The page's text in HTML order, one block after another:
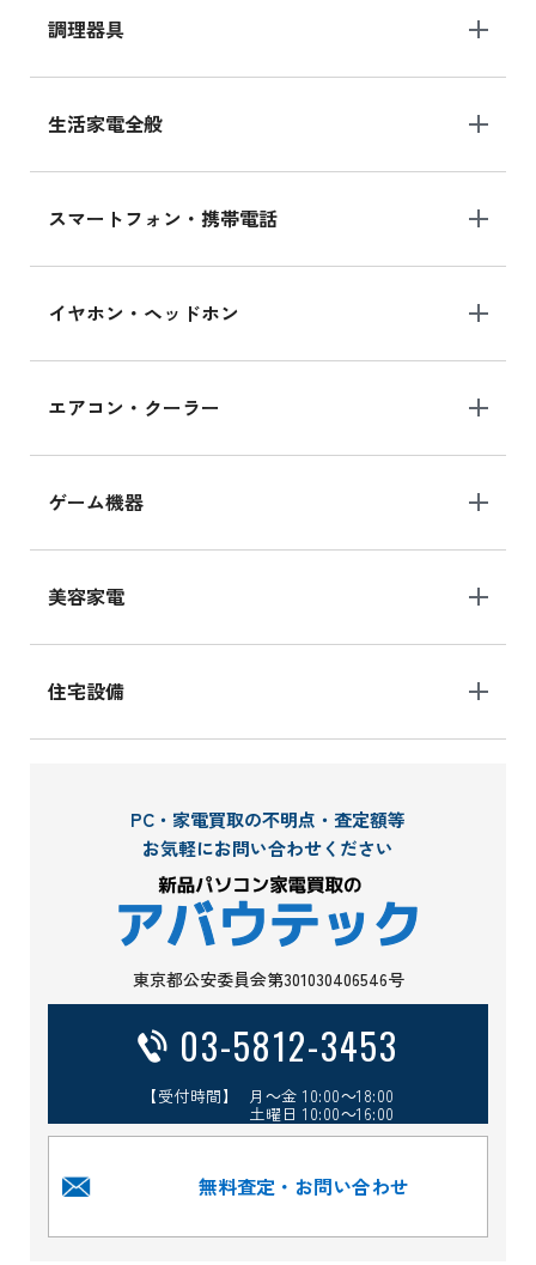
調理器具
生活家電全般
スマートフォン・携帯電話
イヤホン・ヘッドホン
エアコン・クーラー
ゲーム機器
美容家電
住宅設備
PC・家電買取の不明点・査定額等
お気軽にお問い合わせください
東京都公安委員会第301030406546号
03-5812-3453
【受付時間】 月～金 10:00～18:00
土曜日 10:00～16:00
無料査定・お問い合わせ